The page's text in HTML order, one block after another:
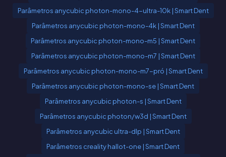
Parâmetros anycubic photon-mono-4-ultra-10k | Smart Dent
Parâmetros anycubic photon-mono-4k | Smart Dent
Parâmetros anycubic photon-mono-m5 | Smart Dent
Parâmetros anycubic photon-mono-m7 | Smart Dent
Parâmetros anycubic photon-mono-m7-pró | Smart Dent
Parâmetros anycubic photon-mono-se | Smart Dent
Parâmetros anycubic photon-s | Smart Dent
Parâmetros anycubic photon/w3d | Smart Dent
Parâmetros anycubic ultra-dlp | Smart Dent
Parâmetros creality hallot-one | Smart Dent